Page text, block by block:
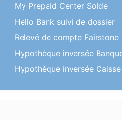
My Prepaid Center Solde
Hello Bank suivi de dossier
Relevé de compte Fairstone
Hypothèque inversée
Hypothèque inversée